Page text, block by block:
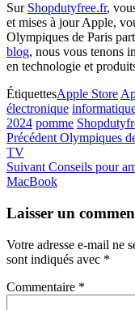
Sur Shopdutyfree.fr,
et mises à jour Apple,
Olympiques de Paris
blog, nous vous tenons
en technologie et
ÉtiquettesApple Store
électronique
2024 pomme
Navigation
de
l’article
Article
précédent
Précédent Olympiques
TV
Article
suivant
Suivant Conseils pour
MacBook
Laisser un
Votre adresse e-mail ne
sont indiqués avec *
Commentaire *